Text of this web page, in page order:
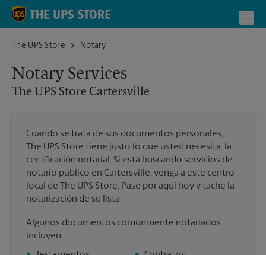
Skip to content
Return to Nav
The UPS Store
The UPS Store Cartersville
Notary
Notary Services
The UPS Store Cartersville
Cuando se trata de sus documentos personales,
The UPS Store tiene justo lo que usted necesita: la
certificación notarial. Si está buscando servicios de
notario público en Cartersville, venga a este centro
local de The UPS Store. Pase por aquí hoy y tache la
notarización de su lista.
Algunos documentos comúnmente notariados
incluyen: